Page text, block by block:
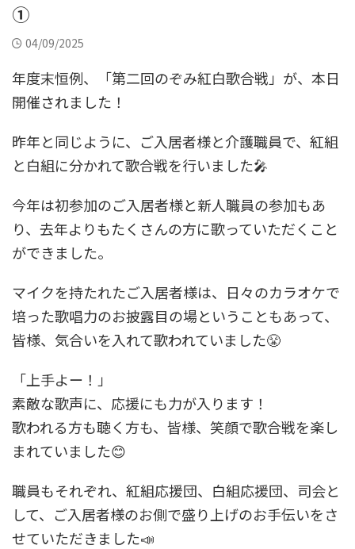
①
04/09/2025
年度末恒例、「第二回のぞみ紅白歌合戦」が、本日
開催されました！
昨年と同じように、ご入居者様と介護職員で、紅組
と白組に分かれて歌合戦を行いました🎤
今年は初参加のご入居者様と新人職員の参加もあ
り、去年よりもたくさんの方に歌っていただくこと
ができました。
マイクを持たれたご入居者様は、日々のカラオケで
培った歌唱力のお披露目の場ということもあって、
皆様、気合いを入れて歌われていました😤
「上手よー！」
素敵な歌声に、応援にも力が入ります！
歌われる方も聴く方も、皆様、笑顔で歌合戦を楽し
まれていました😊
職員もそれぞれ、紅組応援団、白組応援団、司会と
して、ご入居者様のお側で盛り上げのお手伝いをさ
せていただきました📣